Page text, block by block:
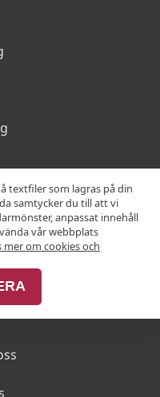
textfiler som lagras på din
samtycker du till att vi
anpassat innehåll
vår webbplats
mer om cookies och